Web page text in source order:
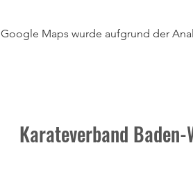
Google Maps wurde aufgrund der
Karateverband